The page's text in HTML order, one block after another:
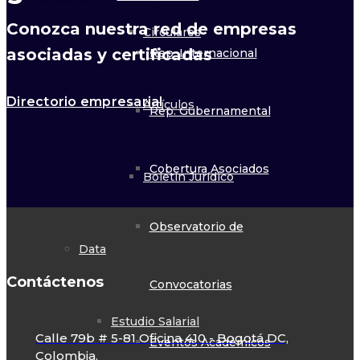
Rep. Internacional
Rep. Gubernamental
Cobertura Asociados
Observatorio de
Convocatorias
Eventos Académicos
Circulares
Artículos
Boletín Jurídico
Data
Estudio Salarial
Conozca nuestra red de empresas
asociadas y certificadas
Directorio empresarial
Contáctenos
Calle 79b # 5-81 Oficina 410 - Bogotá DC,
Colombia.